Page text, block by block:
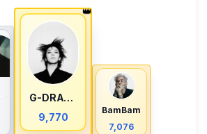
👑
G-DRAGON
9,770
BamBam
7,076